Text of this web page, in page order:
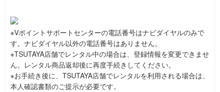
※Vポイントサポートセンターの電話番号はナビダイヤルのみで
す。ナビダイヤル以外の電話番号はありません。
※TSUTAYA店舗でレンタル中の場合は、登録情報を変更できませ
ん。レンタル商品返却後に再度手続きしてください。
※お手続き後に、TSUTAYA店舗でレンタルを利用される場合は、
本人確認書類のご提示が必要です。